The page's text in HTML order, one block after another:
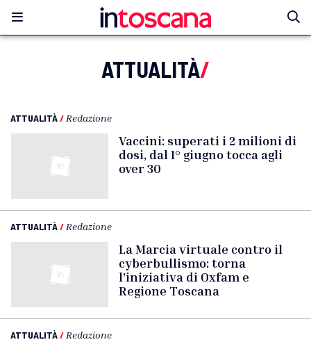
ATTUALITÀ/
ATTUALITÀ/ Redazione
Vaccini: superati i 2 milioni di
dosi, dal 1° giugno tocca agli
over 30
ATTUALITÀ/ Redazione
La Marcia virtuale contro il
cyberbullismo: torna
l’iniziativa di Oxfam e
Regione Toscana
ATTUALITÀ/ Redazione